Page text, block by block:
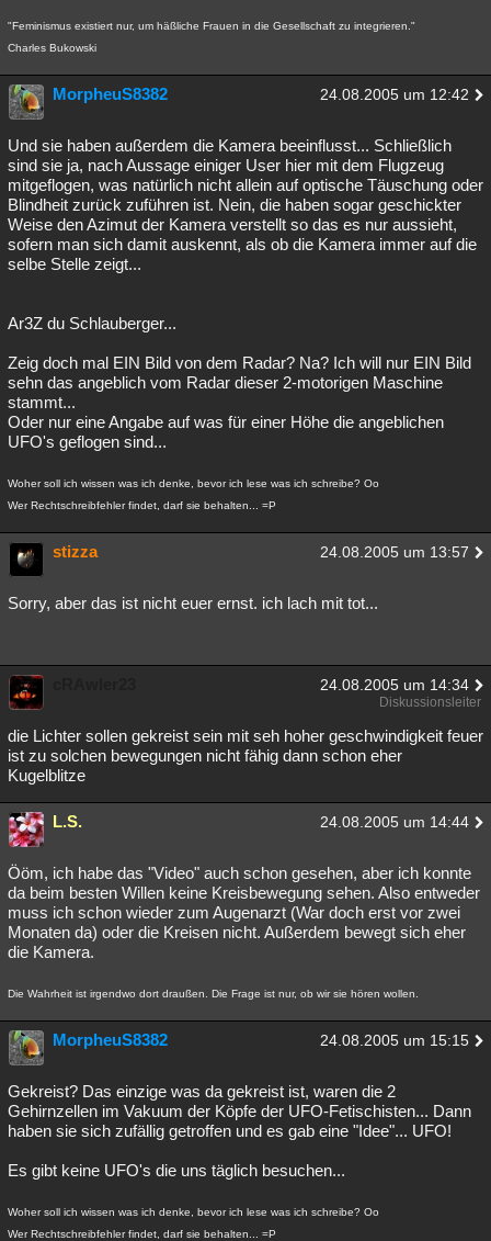
"Feminismus existiert nur, um häßliche Frauen in die Gesellschaft zu integrieren."
Charles Bukowski
MorpheuS8382 24.08.2005 um 12:42
Und sie haben außerdem die Kamera beeinflusst... Schließlich
sind sie ja, nach Aussage einiger User hier mit dem Flugzeug
mitgeflogen, was natürlich nicht allein auf optische Täuschung oder
Blindheit zurück zuführen ist. Nein, die haben sogar geschickter
Weise den Azimut der Kamera verstellt so das es nur aussieht,
sofern man sich damit auskennt, als ob die Kamera immer auf die
selbe Stelle zeigt...
Ar3Z du Schlauberger...
Zeig doch mal EIN Bild von dem Radar? Na? Ich will nur EIN Bild
sehn das angeblich vom Radar dieser 2-motorigen Maschine
stammt...
Oder nur eine Angabe auf was für einer Höhe die angeblichen
UFO's geflogen sind...
Woher soll ich wissen was ich denke, bevor ich lese was ich schreibe? Oo
Wer Rechtschreibfehler findet, darf sie behalten... =P
stizza 24.08.2005 um 13:57
Sorry, aber das ist nicht euer ernst. ich lach mit tot...
24.08.2005 um 14:34
Diskussionsleiter
die Lichter sollen gekreist sein mit seh hoher geschwindigkeit feuer
ist zu solchen bewegungen nicht fähig dann schon eher
Kugelblitze
L.S. 24.08.2005 um 14:44
Ööm, ich habe das "Video" auch schon gesehen, aber ich konnte
da beim besten Willen keine Kreisbewegung sehen. Also entweder
muss ich schon wieder zum Augenarzt (War doch erst vor zwei
Monaten da) oder die Kreisen nicht. Außerdem bewegt sich eher
die Kamera.
Die Wahrheit ist irgendwo dort draußen. Die Frage ist nur, ob wir sie hören wollen.
MorpheuS8382 24.08.2005 um 15:15
Gekreist? Das einzige was da gekreist ist, waren die 2
Gehirnzellen im Vakuum der Köpfe der UFO-Fetischisten... Dann
haben sie sich zufällig getroffen und es gab eine "Idee"... UFO!
Es gibt keine UFO's die uns täglich besuchen...
Woher soll ich wissen was ich denke, bevor ich lese was ich schreibe? Oo
Wer Rechtschreibfehler findet, darf sie behalten... =P